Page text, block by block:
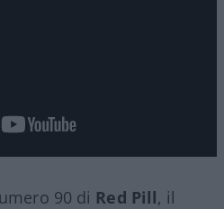
90 di Red Pill, il